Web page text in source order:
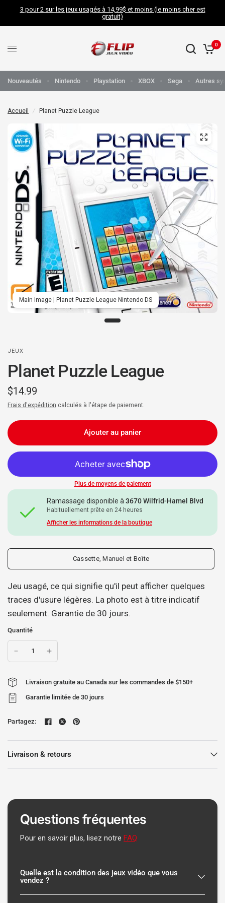
3 pour 2 sur les jeux usagés à 14,99$ et moins (le moins cher est
gratuit)
0
Nouveautés Nintendo Playstation XBOX Sega Autres
Accueil / Planet Puzzle League
Main Image | Planet Puzzle League Nintendo DS
JEUX
Planet Puzzle League
$14.99
Frais d'expédition calculés à l'étape de paiement.
Ajouter au panier
Plus de moyens de paiement
Ramassage disponible à3670 Wilfrid-Hamel Blvd
Habituellement prête en 24 heures
Afficher les informations de la boutique
Cassette, Manuel et Boîte
Jeu usagé, ce qui signifie qu'il peut afficher quelques
traces d'usure légères. La photo est à titre indicatif
seulement. Garantie de 30 jours.
Quantité
Livraison gratuite au Canada sur les commandes de $150+
Garantie limitée de 30 jours
Partagez:
Livraison & retours
Questions fréquentes
Pour en savoir plus, lisez notreFAQ
Quelle est la condition des jeux vidéo que vous
vendez ?